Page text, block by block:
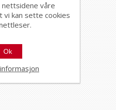
FIRKANT
12,5MM,
89075
nettsidene våre
vi kan sette cookies
Ok